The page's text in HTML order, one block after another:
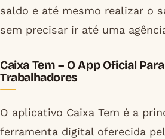
saldo e até mesmo realizar o
sem precisar ir até uma
Caixa Tem – O App Oficial Para
Trabalhadores
O aplicativo Caixa Tem é a
ferramenta digital oferecida